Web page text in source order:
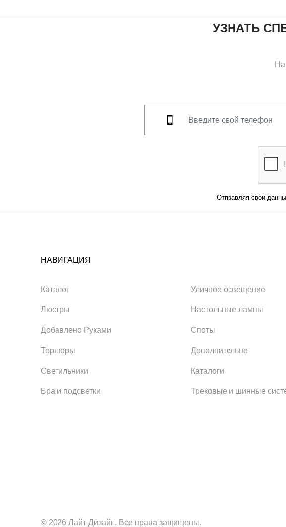
УЗНАТЬ
Отправляя свои
НАВИГАЦИЯ
Каталог
Люстры
Добавлено Руками
Торшеры
Светильники
Бра и подсветки
Уличное освещение
Настольные лампы
Споты
Дополнительно
Каталоги
Трековые и шинные
© 2026 Лайт Дизайн. Все права защищены.